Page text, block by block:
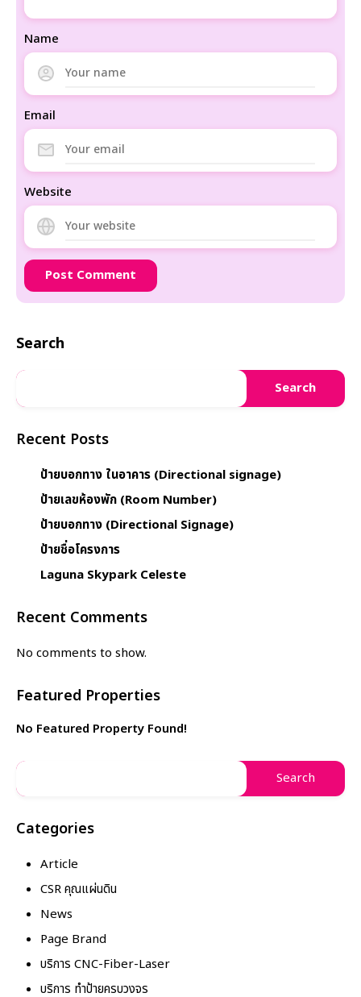
Name
Email
Website
Search
Search
Recent Posts
ป้ายบอกทาง ในอาคาร (Directional signage)
ป้ายเลขห้องพัก (Room Number)
ป้ายบอกทาง (Directional Signage)
ป้ายชื่อโครงการ
Laguna Skypark Celeste
Recent Comments
No comments to show.
Featured Properties
No Featured Property Found!
Categories
Article
CSR คุณแผ่นดิน
News
Page Brand
บริการ CNC-Fiber-Laser
บริการ ทำป้ายครบวงจร